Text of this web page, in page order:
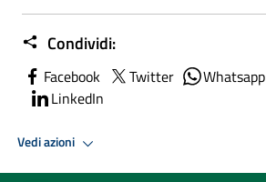
Condividi:
Facebook Twitter Whatsapp
LinkedIn
Vedi azioni